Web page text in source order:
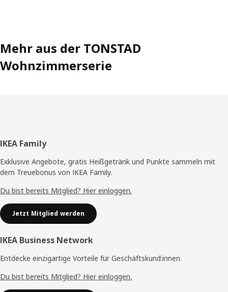
Mehr aus der TONSTAD
Wohnzimmerserie
Fußzeile
IKEA Family
Exklusive Angebote, gratis Heißgetränk und Punkte sammeln mit
dem Treuebonus von IKEA Family.
Du bist bereits Mitglied? Hier einloggen.
Jetzt Mitglied werden
IKEA Business Network
Entdecke einzigartige Vorteile für Geschäftskund:innen.
Du bist bereits Mitglied? Hier einloggen.